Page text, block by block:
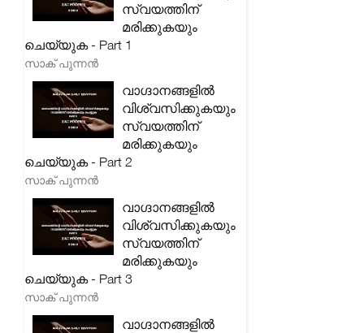
സ്വയത്തിന്
മരിക്കുകയും
ചെയ്യുക - Part 1
സാക് പുന്നൻ
വാഗ്ദാനങ്ങളിൽ
വിശ്വസിക്കുകയും
സ്വയത്തിന്
മരിക്കുകയും
ചെയ്യുക - Part 2
സാക് പുന്നൻ
വാഗ്ദാനങ്ങളിൽ
വിശ്വസിക്കുകയും
സ്വയത്തിന്
മരിക്കുകയും
ചെയ്യുക - Part 3
സാക് പുന്നൻ
വാഗ്ദാനങ്ങളിൽ